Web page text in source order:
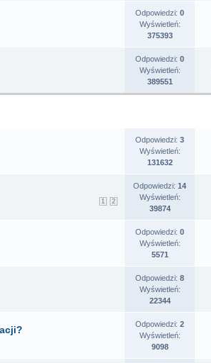
Odpowiedzi: 0
Wyświetleń:
375393
Odpowiedzi: 0
Wyświetleń:
389551
Odpowiedzi: 3
Wyświetleń:
131632
1 2
Odpowiedzi: 14
Wyświetleń:
39874
Odpowiedzi: 0
Wyświetleń:
5571
Odpowiedzi: 8
Wyświetleń:
22344
Odpowiedzi: 2
Wyświetleń:
9098